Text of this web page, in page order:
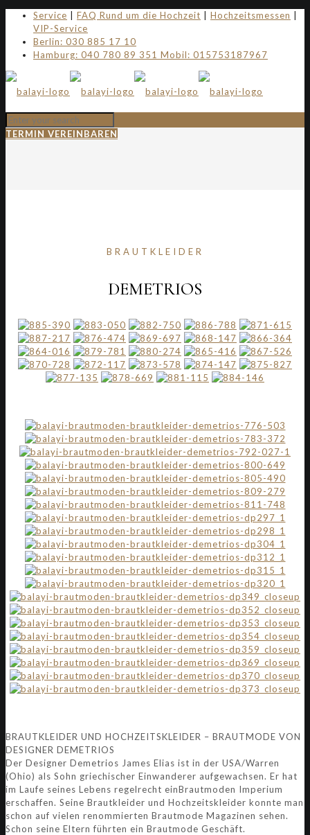
Service FAQ Rund um die Hochzeit Hochzeitsmessen
VIP-Service
Berlin: 030 885 17 10
Hamburg: 040 780 89 351 Mobil: 015753187967
TERMIN VEREINBAREN
BRAUTKLEIDER
DEMETRIOS
BRAUTKLEIDER UND HOCHZEITSKLEIDER – BRAUTMODE VON
DESIGNER DEMETRIOS
Der Designer Demetrios James Elias ist in der USA/Warren
(Ohio) als Sohn griechischer Einwanderer aufgewachsen. Er hat
im Laufe seines Lebens regelrecht einBrautmoden Imperium
erschaffen. Seine Brautkleider und Hochzeitskleider konnte man
schon auf vielen renommierten Brautmode Magazinen sehen.
Schon seine Eltern führten ein Brautmode Geschäft.